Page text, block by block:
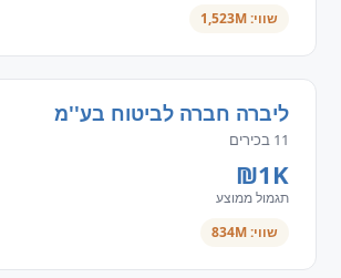
שווי: 1,523M
ליברה חברה לביטוח בע''מ
11 בכירים
₪1K
תגמול ממוצע
שווי: 834M